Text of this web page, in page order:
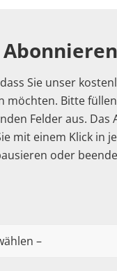
Abonnieren
Sie unser
möchten. Bitte
Felder aus. Das
mit einem Klick in
oder